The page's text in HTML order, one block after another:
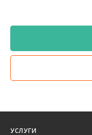
УСЛУГИ